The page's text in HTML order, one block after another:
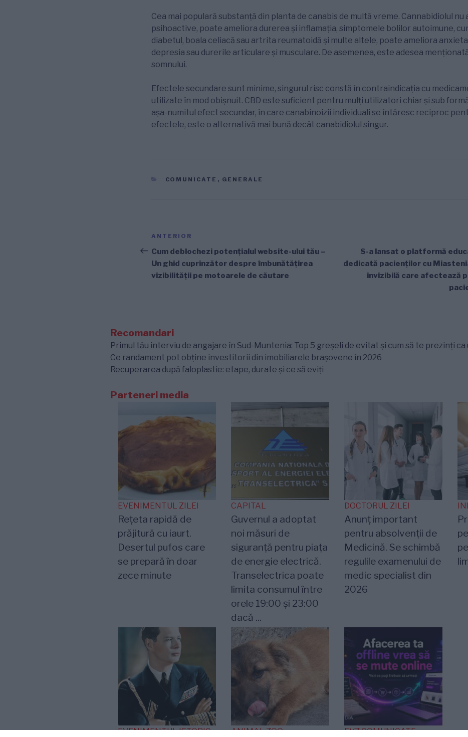
Cea mai populară substanță din planta de canabis de multă vreme. Cannabidiolul
psihoactive, poate ameliora durerea și inflamația, simptomele bolilor autoimune,
diabetul, boala celiacă sau artrita reumatoidă și multe altele, poate ameliora
depresia sau durerile articulare și musculare. De asemenea, este adesea
somnului.
Efectele secundare sunt minime, singurul risc constă în contraindicația cu
utilizate în mod obișnuit. CBD este suficient pentru mulți utilizatori chiar și sub
așa-numitul efect secundar, în care canabinoizii individuali se întăresc reciproc
efectele, este o alternativă mai bună decât canabidiolul singur.
CATEGORII
COMUNICATE , GENERALE
Navigare
în
articole
Articolul
anterior
ANTERIOR
Cum deblochezi potențialul website-ului tău –
Un ghid cuprinzător despre îmbunătățirea
vizibilității pe motoarele de căutare
S-a lansat o platformă
dedicată pacienților cu
invizibilă care afectează
Recomandari
Primul tău interviu de angajare în Sud-Muntenia: Top 5 greșeli de evitat și cum să te prezinți
Ce randament pot obține investitorii din imobiliarele brașovene în 2026
Recuperarea după faloplastie: etape, durate și ce să eviți
Parteneri media
EVENIMENTUL ZILEI
Rețeta rapidă de
prăjitură cu iaurt.
Desertul pufos care
se prepară în doar
zece minute
CAPITAL
Guvernul a adoptat
noi măsuri de
siguranță pentru piața
de energie electrică.
Transelectrica poate
limita consumul între
orele 19:00 și 23:00
dacă ...
DOCTORUL ZILEI
Anunț important
pentru absolvenții de
Medicină. Se schimbă
regulile examenului de
medic specialist din
2026
EVENIMENTUL ISTORIC ANIMAL ZOO EVZ COMUNICATE